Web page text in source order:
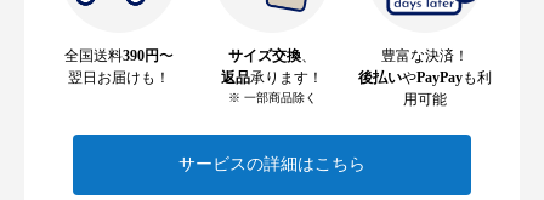
全国送料390円〜
翌日お届けも！
サイズ交換
返品承ります！
※ 一部商品除く
豊富な決済！
後払いやPayPayも利
用可能
サービスの詳細はこちら